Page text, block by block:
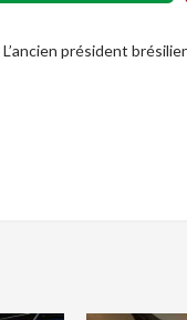
L’ancien président